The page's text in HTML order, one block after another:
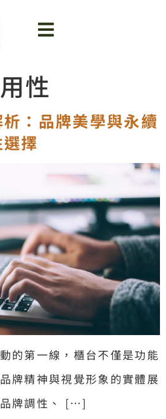
性
：品牌美學與永續
擇
的第一線，櫃台不僅是功能
牌精神與視覺形象的實體展
牌調性、 […]